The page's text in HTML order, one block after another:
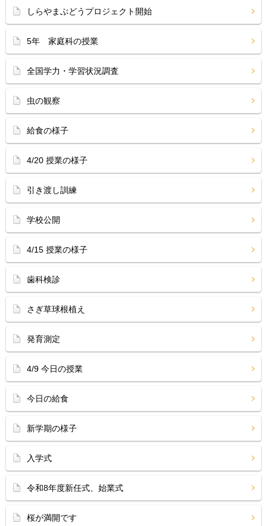
しらやまぶどうプロジェクト開始
5年 家庭科の授業
全国学力・学習状況調査
虫の観察
給食の様子
4/20 授業の様子
引き渡し訓練
学校公開
4/15 授業の様子
歯科検診
さぎ草球根植え
発育測定
4/9 今日の授業
今日の給食
新学期の様子
入学式
令和8年度新任式、始業式
桜が満開です